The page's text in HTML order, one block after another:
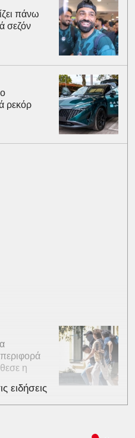
πάνω
σεζόν
ρεκόρ
η
ειδήσεις